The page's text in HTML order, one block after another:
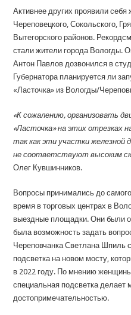
Активнее других проявили
Череповецкого, Сокольского,
Вытегорского районов.
стали жители города Вологды.
Антон Павлов дозвонился в
Губернатора планируется ли
«Ласточка» из Вологды/
«К сожалению, организовать
«Ласточка» на этих отрезках
так как эти участки железной
не соответствуют высоким
Олег Кувшинников.
Вопросы принимались до
время в торговых центрах в
выездные площадки. Они были
была возможность задать
Череповчанка Светлана Шпиль
подсветка на новом мосту,
в 2022 году. По мнению
специальная подсветка делает
достопримечательностью.